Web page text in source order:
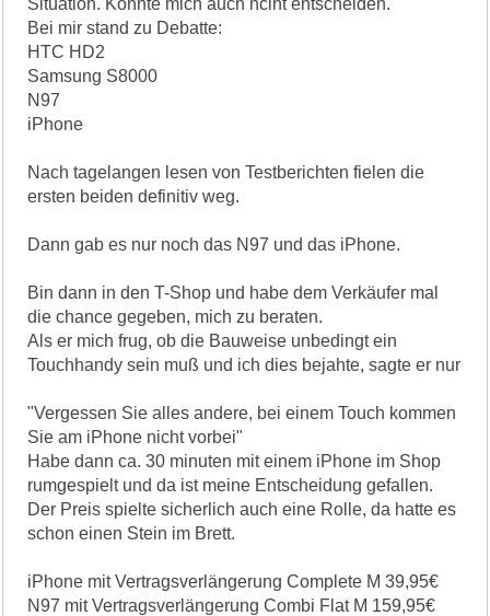
Bei mir stand zu Debatte:
HTC HD2
Samsung S8000
N97
iPhone
Nach tagelangen lesen von Testberichten fielen die
ersten beiden definitiv weg.
Dann gab es nur noch das N97 und das iPhone.
Bin dann in den T-Shop und habe dem Verkäufer mal
die chance gegeben, mich zu beraten.
Als er mich frug, ob die Bauweise unbedingt ein
Touchhandy sein muß und ich dies bejahte, sagte er nur
"Vergessen Sie alles andere, bei einem Touch kommen
Sie am iPhone nicht vorbei"
Habe dann ca. 30 minuten mit einem iPhone im Shop
rumgespielt und da ist meine Entscheidung gefallen.
Der Preis spielte sicherlich auch eine Rolle, da hatte es
schon einen Stein im Brett.
iPhone mit Vertragsverlängerung Complete M 39,95€
N97 mit Vertragsverlängerung Combi Flat M 159,95€